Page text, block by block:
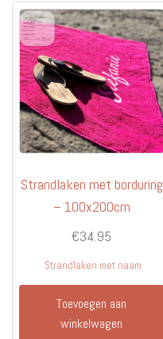
Strandlaken met borduring
– 100x200cm
€34.95
Strandlaken met naam
Toevoegen aan
winkelwagen